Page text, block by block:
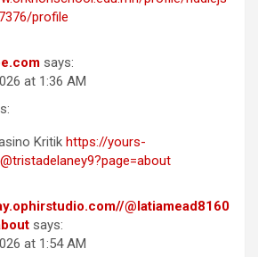
profile
says:
at 1:36 AM
Kritik https://yours-
@latiamead8160
says:
at 1:54 AM